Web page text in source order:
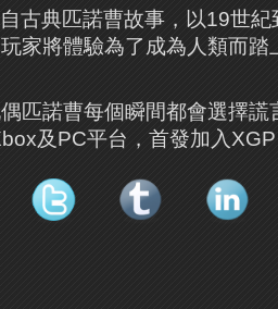
古典匹諾曹故事，以19世
家將體驗為了成為人類而踏
匹諾曹每個瞬間都會選擇
及PC平台，首發加入